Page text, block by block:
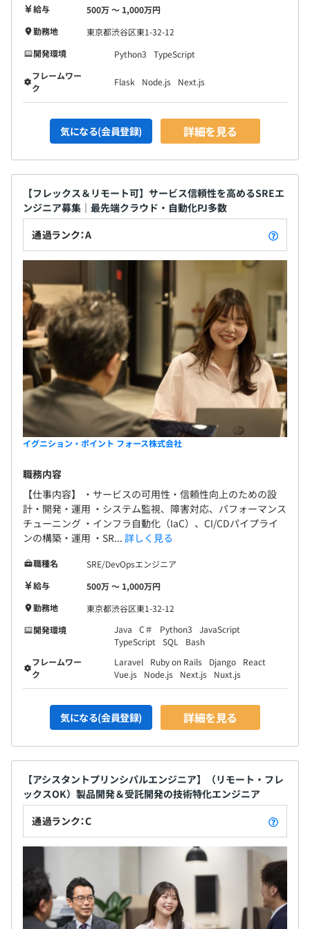
給与
500万 〜 1,000万円
勤務地
東京都渋谷区東1-32-12
開発環境
Python3
TypeScript
フレームワー
ク
Flask Node.js Next.js
気になる(会員登録) 詳細を見る
【フレックス＆リモート可】サービス信頼性を高めるSREエ
ンジニア募集｜最先端クラウド・自動化PJ多数
通過ランク：A
イグニション・ポイント フォース株式会社
職務内容
【仕事内容】 ・サービスの可用性・信頼性向上のための設
計・開発・運用 ・システム監視、障害対応、パフォーマンス
チューニング ・インフラ自動化（IaC）、CI/CDパイプライ
ンの構築・運用 ・SR... 詳しく見る
職種名
SRE/DevOpsエンジニア
給与
500万 〜 1,000万円
勤務地
東京都渋谷区東1-32-12
開発環境
Java C＃ Python3
JavaScript
TypeScript
SQL
Bash
フレームワー
ク
Laravel Ruby on Rails Django
React
Vue.js
Node.js Next.js Nuxt.js
気になる(会員登録) 詳細を見る
【アシスタントプリンシパルエンジニア】（リモート・フレ
ックスOK）製品開発＆受託開発の技術特化エンジニア
通過ランク：C